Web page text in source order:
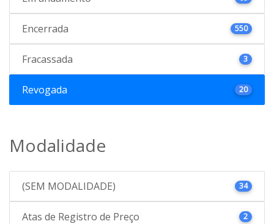
Encerrada 550
Fracassada 3
Revogada 20
Modalidade
(SEM MODALIDADE) 34
Atas de Registro de Preço 2